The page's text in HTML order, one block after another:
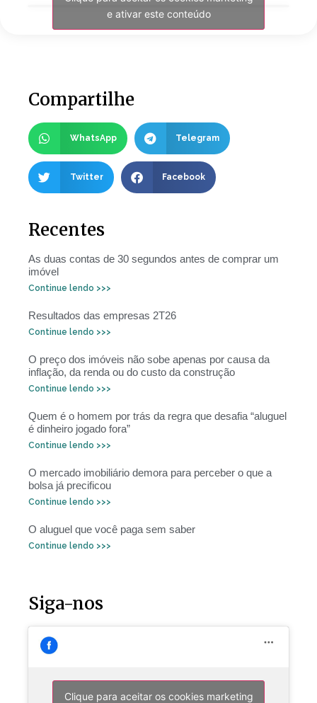
e ativar este conteúdo
Compartilhe
WhatsApp Telegram
Twitter Facebook
Recentes
As duas contas de 30 segundos antes de comprar um
imóvel
Continue lendo >>>
Resultados das empresas 2T26
Continue lendo >>>
O preço dos imóveis não sobe apenas por causa da
inflação, da renda ou do custo da construção
Continue lendo >>>
Quem é o homem por trás da regra que desafia “aluguel
é dinheiro jogado fora”
Continue lendo >>>
O mercado imobiliário demora para perceber o que a
bolsa já precificou
Continue lendo >>>
O aluguel que você paga sem saber
Continue lendo >>>
Siga-nos
Clique para aceitar os cookies marketing